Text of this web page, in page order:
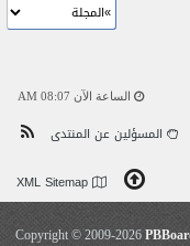
الساعة الآن 08:07 AM
المسؤلين عن المنتدى
XML Sitemap
Copyright © 2009-2026